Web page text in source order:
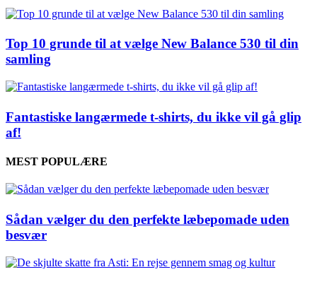
Top 10 grunde til at vælge New Balance 530 til din
samling
Fantastiske langærmede t-shirts, du ikke vil gå glip
af!
MEST POPULÆRE
Sådan vælger du den perfekte læbepomade uden
besvær